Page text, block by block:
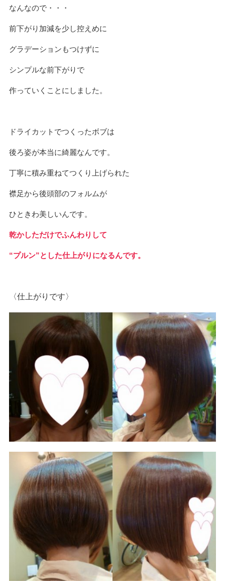
なんなので・・・
前下がり加減を少し控えめに
グラデーションもつけずに
シンプルな前下がりで
作っていくことにしました。
ドライカットでつくったボブは
後ろ姿が本当に綺麗なんです。
丁寧に積み重ねてつくり上げられた
襟足から後頭部のフォルムが
ひときわ美しいんです。
乾かしただけでふんわりして
“プルン”とした仕上がりになるんです。
〈仕上がりです〉